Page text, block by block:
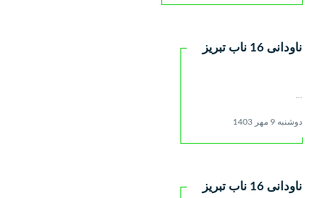
ناودانی 16 ناب تبریز
دوشنبه 9 مهر 1403
ناودانی 16 ناب تبریز